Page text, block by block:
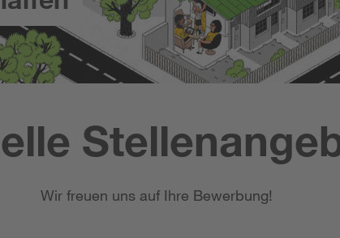
Wir freuen uns auf Ihre Bewerbung!